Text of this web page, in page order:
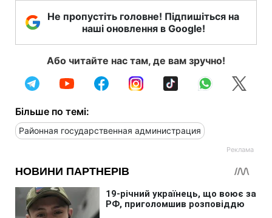
Не пропустіть головне! Підпишіться на
наші оновлення в Google!
Або читайте нас там, де вам зручно!
Більше по темі:
Районная государственная администрация